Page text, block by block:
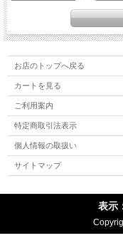
お店のトップへ戻る
カートを見る
ご利用案内
特定商取引法表示
個人情報の取扱い
サイトマップ
表示